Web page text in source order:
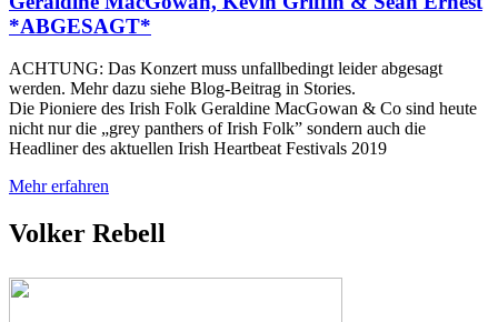
*ABGESAGT*
ACHTUNG: Das Konzert muss unfallbedingt leider abgesagt
werden. Mehr dazu siehe Blog-Beitrag in Stories.
Die Pioniere des Irish Folk Geraldine MacGowan & Co sind heute
nicht nur die „grey panthers of Irish Folk” sondern auch die
Headliner des aktuellen Irish Heartbeat Festivals 2019
Mehr erfahren
Volker Rebell